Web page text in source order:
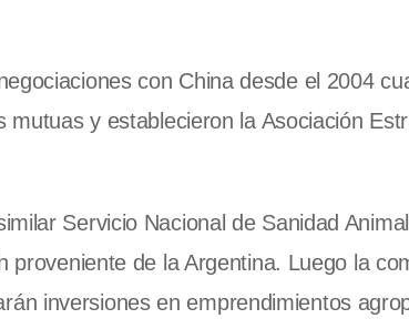
con China desde el 2004
y establecieron la Asociación
Servicio Nacional de Sanidad
de la Argentina. Luego la
inversiones en emprendimientos